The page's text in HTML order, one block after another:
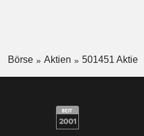
Börse Aktien 501451 Aktie